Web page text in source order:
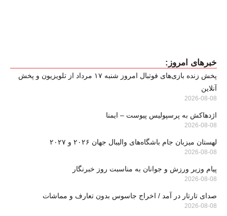
خبرهای امروز:
پخش زنده بازی‌های فوتبال امروز شنبه ۱۷ مرداد از تلویزیون و پخش
آنلاین
2026-08-08
اژدهاکش به پرسپولیس پیوست – ایمنا
2026-08-08
لهستان میزبان جام باشگاه‌های والیبال جهان ۲۰۲۶ و ۲۰۲۷
2026-08-08
پیام وزیر ورزش و جوانان به مناسبت روز خبرنگار
2026-08-08
صدای تارتار در آمد / اخراج جاسوس بدون تعارف و مماشات
2026-08-08